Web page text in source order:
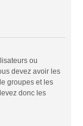
ou
devez avoir les
groupes et les
donc les